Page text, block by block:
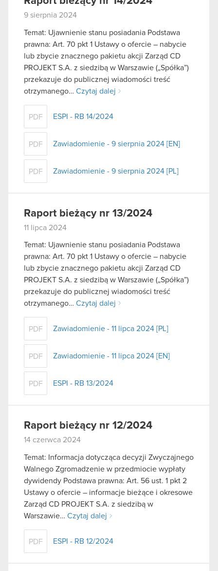
9 sierpnia 2024
Temat: Ujawnienie stanu posiadania Podstawa
prawna: Art. 70 pkt 1 Ustawy o ofercie – nabycie
lub zbycie znacznego pakietu akcji Zarząd CD
PROJEKT S.A. z siedzibą w Warszawie („Spółka”)
przekazuje do publicznej wiadomości treść
otrzymanego… Czytaj dalej
PDF ESPI - RB 14/2024
PDF Zawiadomienie - 9 sierpnia 2024 [EN]
PDF Zawiadomienie - 9 sierpnia 2024 [PL]
Raport bieżący nr 13/2024
11 lipca 2024
Temat: Ujawnienie stanu posiadania Podstawa
prawna: Art. 70 pkt 1 Ustawy o ofercie – nabycie
lub zbycie znacznego pakietu akcji Zarząd CD
PROJEKT S.A. z siedzibą w Warszawie („Spółka”)
przekazuje do publicznej wiadomości treść
otrzymanego… Czytaj dalej
PDF Zawiadomienie - 11 lipca 2024 [PL]
PDF Zawiadomienie - 11 lipca 2024 [EN]
PDF ESPI - RB 13/2024
Raport bieżący nr 12/2024
14 czerwca 2024
Temat: Informacja dotycząca decyzji Zwyczajnego
Walnego Zgromadzenie w przedmiocie wypłaty
dywidendy Podstawa prawna: Art. 56 ust. 1 pkt 2
Ustawy o ofercie – informacje bieżące i okresowe
Zarząd CD PROJEKT S.A. z siedzibą w
Warszawie… Czytaj dalej
PDF ESPI - RB 12/2024